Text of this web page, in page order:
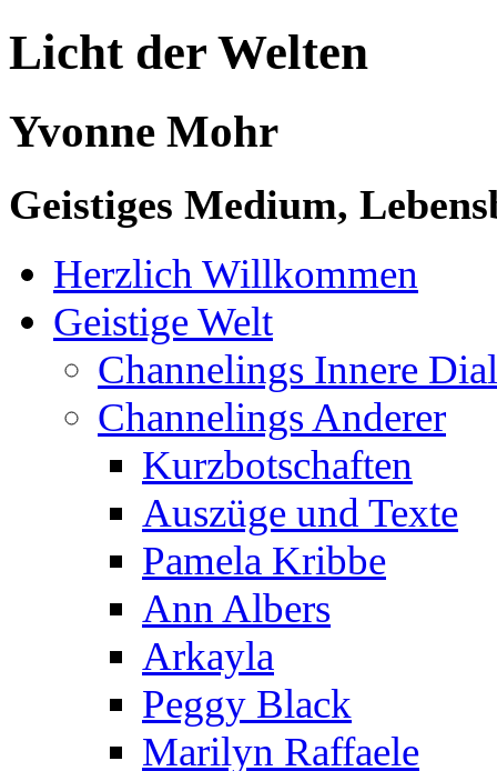
Licht der Welten
Yvonne Mohr
Geistiges Medium,
Herzlich Willkommen
Geistige Welt
Channelings Innere
Channelings Anderer
Kurzbotschaften
Auszüge und Texte
Pamela Kribbe
Ann Albers
Arkayla
Peggy Black
Marilyn Raffaele